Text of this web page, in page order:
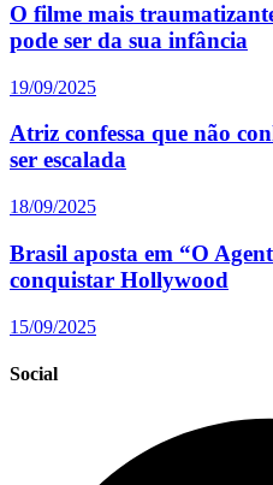
O filme mais
pode ser da sua infância
19/09/2025
Atriz confessa que não
ser escalada
18/09/2025
Brasil aposta em “O
conquistar Hollywood
15/09/2025
Social